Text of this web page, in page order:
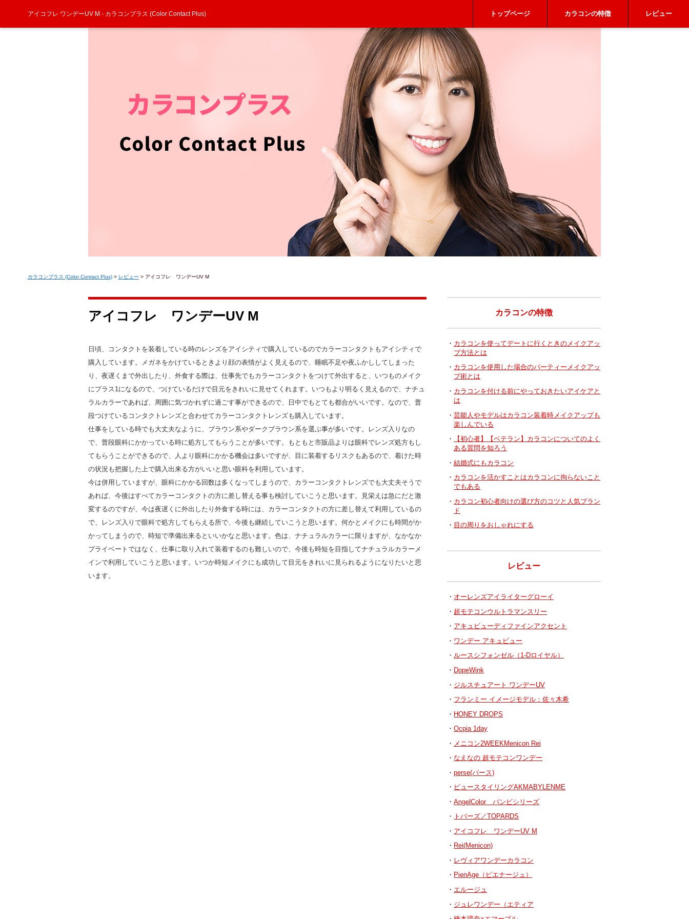
アイコフレ ワンデーUV M - カラコンプラス (Color Contact Plus) トップページ カラコンの特徴 レビュー
カラコンプラス (Color Contact Plus)> レビュー > アイコフレ ワンデーUV M
アイコフレ ワンデーUV M
日頃、コンタクトを装着している時のレンズをアイシティで購入しているのでカラーコンタクトもアイシティで
購入しています。メガネをかけているときより顔の表情がよく見えるので、睡眠不足や夜ふかししてしまった
り、夜遅くまで外出したり、外食する際は、仕事先でもカラーコンタクトをつけて外出すると、いつものメイク
にプラス1になるので、つけているだけで目元をきれいに見せてくれます。いつもより明るく見えるので、ナチュ
ラルカラーであれば、周囲に気づかれずに過ごす事ができるので、日中でもとても都合がいいです。なので、普
段つけているコンタクトレンズと合わせてカラーコンタクトレンズも購入しています。
仕事をしている時でも大丈夫なように、ブラウン系やダークブラウン系を選ぶ事が多いです。レンズ入りなの
で、普段眼科にかかっている時に処方してもらうことが多いです。もともと市販品よりは眼科でレンズ処方もし
てもらうことができるので、人より眼科にかかる機会は多いですが、目に装着するリスクもあるので、着けた時
の状況も把握した上で購入出来る方がいいと思い眼科を利用しています。
今は併用していますが、眼科にかかる回数は多くなってしまうので、カラーコンタクトレンズでも大丈夫そうで
あれば、今後はすべてカラーコンタクトの方に差し替える事も検討していこうと思います。見栄えは急にだと激
変するのですが、今は夜遅くに外出したり外食する時には、カラーコンタクトの方に差し替えて利用しているの
で、レンズ入りで眼科で処方してもらえる所で、今後も継続していこうと思います。何かとメイクにも時間がか
かってしまうので、時短で準備出来るといいかなと思います。色は、ナチュラルカラーに限りますが、なかなか
プライベートではなく、仕事に取り入れて装着するのも難しいので、今後も時短を目指してナチュラルカラーメ
インで利用していこうと思います。いつか時短メイクにも成功して目元をきれいに見られるようになりたいと思
います。
カラコンの特徴
カラコンを使ってデートに行くときのメイクアッ
プ方法とは
カラコンを使用した場合のパーティーメイクアッ
プ術とは
カラコンを付ける前にやっておきたいアイケアと
は
芸能人やモデルはカラコン装着時メイクアップも
楽しんでいる
【初心者】【ベテラン】カラコンについてのよく
ある質問を知ろう
結婚式にもカラコン
カラコンを活かすことはカラコンに拘らないこと
でもある
カラコン初心者向けの選び方のコツと人気ブラン
ド
目の周りをおしゃれにする
レビュー
オーレンズアイライターグローイ
超モテコンウルトラマンスリー
アキュビューディファインアクセント
ワンデー アキュビュー
ルースシフォンゼル（1-Dロイヤル）
DopeWink
ジルスチュアート ワンデーUV
フランミー イメージモデル：佐々木希
HONEY DROPS
Ocpia 1day
メニコン2WEEKMenicon Rei
なえなの 超モテコンワンデー
perse(パース)
ビュースタイリングAKMABYLENME
AngelColor バンビシリーズ
トパーズ／TOPARDS
アイコフレ ワンデーUV M
Rei(Menicon)
レヴィアワンデーカラコン
PienAge（ピエナージュ）
エルージュ
ジュレワンデー（エティア